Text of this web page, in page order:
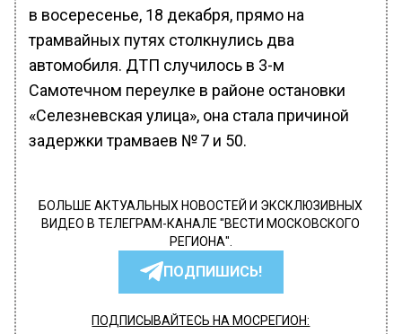
в восересенье, 18 декабря, прямо на
трамвайных путях столкнулись два
автомобиля. ДТП случилось в 3-м
Самотечном переулке в районе остановки
«Селезневская улица», она стала причиной
задержки трамваев № 7 и 50.
БОЛЬШЕ АКТУАЛЬНЫХ НОВОСТЕЙ И ЭКСКЛЮЗИВНЫХ
ВИДЕО В ТЕЛЕГРАМ-КАНАЛЕ "ВЕСТИ МОСКОВСКОГО
РЕГИОНА".
ПОДПИШИСЬ!
ПОДПИСЫВАЙТЕСЬ НА МОСРЕГИОН: